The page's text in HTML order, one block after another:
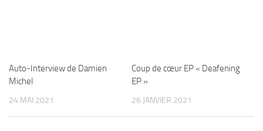
Auto-Interview de Damien
Michel
24 MAI 2021
Coup de cœur EP « Deafening
EP »
26 JANVIER 2021